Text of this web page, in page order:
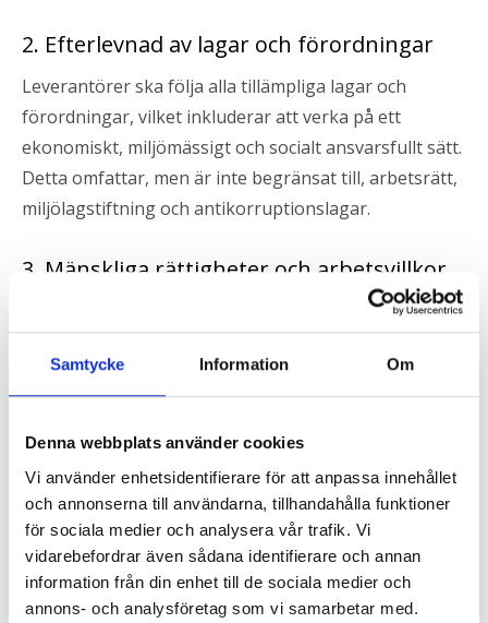
Samtycke Information Om
Denna webbplats använder cookies
Vi använder enhetsidentifierare för att anpassa innehållet
och annonserna till användarna, tillhandahålla funktioner
för sociala medier och analysera vår trafik. Vi
vidarebefordrar även sådana identifierare och annan
information från din enhet till de sociala medier och
annons- och analysföretag som vi samarbetar med.
2. Efterlevnad av lagar och förordningar
Leverantörer ska följa alla tillämpliga lagar och
förordningar, vilket inkluderar att verka på ett
ekonomiskt, miljömässigt och socialt ansvarsfullt sätt.
Detta omfattar, men är inte begränsat till, arbetsrätt,
miljölagstiftning och antikorruptionslagar.
3. Mänskliga rättigheter och arbetsvillkor
internationellt erkända mänskliga rättigheter. De ska
säkerställa rättvisa arbetsvillkor, inklusive rimliga
arbetstider, rättvis lön och säkra arbetsförhållanden.
Barnarbete, tvångsarbete och diskriminering i alla
4. Miljöansvar
Leverantörer ska implementera och upprätthålla
relevant miljöledningssystem för att minimera negativ